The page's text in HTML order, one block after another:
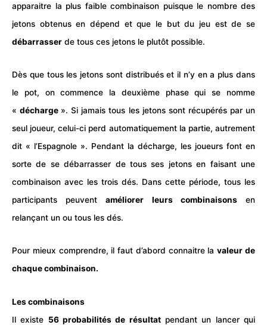
apparaitre la plus faible combinaison puisque le nombre des
jetons obtenus en dépend et que le but du jeu est de se
débarrasser de tous ces jetons le plutôt possible.
Dès que tous les jetons sont distribués et il n’y en a plus dans
le pot, on commence la deuxième phase qui se nomme
«décharge ». Si jamais tous les jetons sont récupérés par un
seul joueur, celui-ci perd automatiquement la partie, autrement
dit « l’Espagnole ». Pendant la décharge, les joueurs font en
sorte de se débarrasser de tous ses jetons en faisant une
combinaison avec les trois dés. Dans cette période, tous les
participants peuventaméliorer leurs combinaisonsen
relançant un ou tous les dés.
Pour mieux comprendre, il faut d’abord connaitre lavaleur de
chaque combinaison.
Les combinaisons
Il existe 56 probabilités de résultatpendant un lancer qui